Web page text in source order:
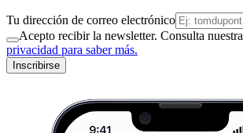
Tu dirección de correo electrónico
Acepto recibir la newsletter. Consulta nuestra
privacidad para saber más.
Inscribirse